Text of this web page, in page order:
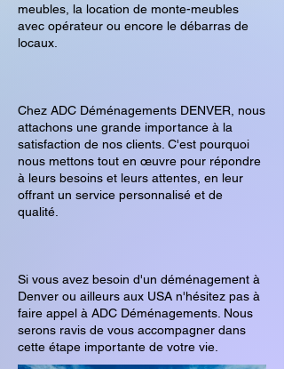
meubles, la location de monte-meubles
avec opérateur ou encore le débarras de
locaux.
Chez ADC Déménagements DENVER, nous
attachons une grande importance à la
satisfaction de nos clients. C'est pourquoi
nous mettons tout en œuvre pour répondre
à leurs besoins et leurs attentes, en leur
offrant un service personnalisé et de
qualité.
Si vous avez besoin d'un déménagement à
Denver ou ailleurs aux USA n'hésitez pas à
faire appel à ADC Déménagements. Nous
serons ravis de vous accompagner dans
cette étape importante de votre vie.